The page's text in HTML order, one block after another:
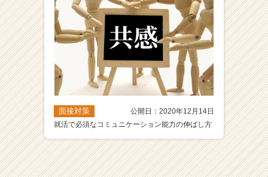
h
e
e
C
a
r
e
r）
面接対策
公開日：2020年12月14日
就活で必須なコミュニケーション能力の伸ばし方